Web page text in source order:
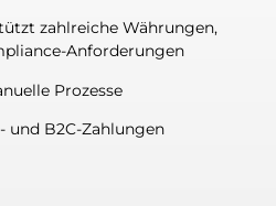
zahlreiche Währungen,
Anforderungen
Prozesse
und B2C-Zahlungen